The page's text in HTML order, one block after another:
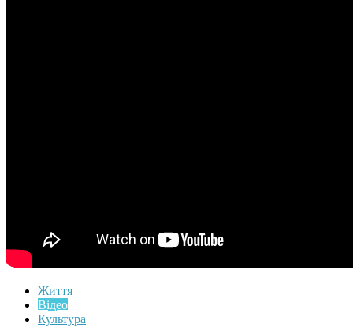
Життя
Відео
Культура